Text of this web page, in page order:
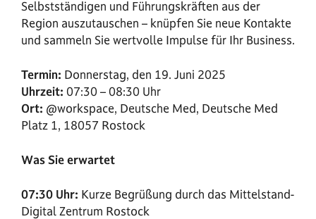
Selbstständigen und Führungskräften aus der
Region auszutauschen – knüpfen Sie neue Kontakte
und sammeln Sie wertvolle Impulse für Ihr Business.
Termin: Donnerstag, den 19. Juni 2025
Uhrzeit: 07:30 – 08:30 Uhr
Ort: @workspace, Deutsche Med, Deutsche Med
Platz 1, 18057 Rostock
Was Sie erwartet
07:30 Uhr: Kurze Begrüßung durch das Mittelstand-
Digital Zentrum Rostock